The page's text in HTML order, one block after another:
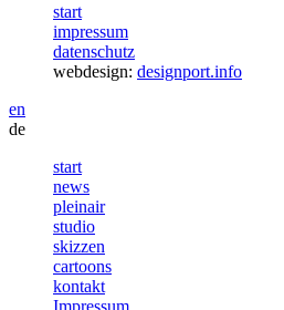
start
impressum
datenschutz
webdesign: designport.info
en
de
start
news
pleinair
studio
skizzen
cartoons
kontakt
Impressum